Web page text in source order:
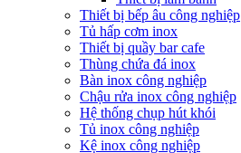
Thiết bị bếp âu công nghiệp
Tủ hấp cơm inox
Thiết bị quầy bar cafe
Thùng chứa đá inox
Bàn inox công nghiệp
Chậu rửa inox công nghiệp
Hệ thống chụp hút khói
Tủ inox công nghiệp
Kệ inox công nghiệp